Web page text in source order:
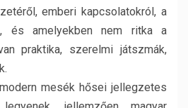
emberi kapcsolatokról, a
és amelyekben nem ritka a
praktika, szerelmi játszmák,
mesék hősei jellegzetes